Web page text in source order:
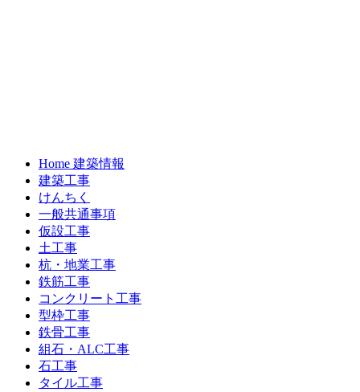
Home 建築情報
建築工事
けんちく
一般共通事項
仮設工事
土工事
杭・地業工事
鉄筋工事
コンクリート工事
型枠工事
鉄骨工事
組石・ALC工事
石工事
タイル工事